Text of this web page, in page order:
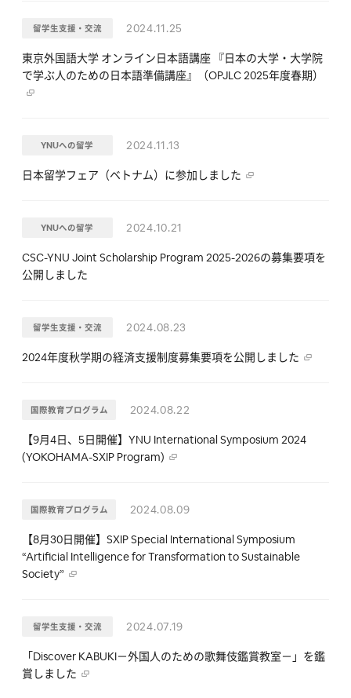
留学生支援・交流 2024.11.25
東京外国語大学 オンライン日本語講座 『日本の大学・大学院
で学ぶ人のための日本語準備講座』（OPJLC 2025年度春期）
YNUへの留学 2024.11.13
日本留学フェア（ベトナム）に参加しました
YNUへの留学 2024.10.21
CSC-YNU Joint Scholarship Program 2025-2026の募集要項を
公開しました
留学生支援・交流 2024.08.23
2024年度秋学期の経済支援制度募集要項を公開しました
国際教育プログラム 2024.08.22
【9月4日、5日開催】YNU International Symposium 2024
(YOKOHAMA-SXIP Program)
国際教育プログラム 2024.08.09
【8月30日開催】SXIP Special International Symposium
“Artificial Intelligence for Transformation to Sustainable
Society”
留学生支援・交流 2024.07.19
「Discover KABUKI－外国人のための歌舞伎鑑賞教室－」を鑑
賞しました